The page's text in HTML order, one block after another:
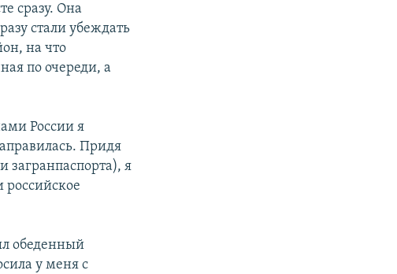
сразу. Она
стали убеждать
на что
по очереди, а
России я
Придя
загранпаспорта), я
российское
обеденный
у меня с